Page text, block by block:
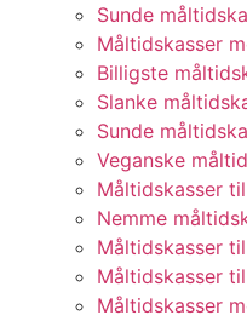
Sunde
Måltidskasser
Billigste
Slanke
Sunde
Veganske
Måltidskasser
Nemme
Måltidskasser
Måltidskasser
Måltidskasser